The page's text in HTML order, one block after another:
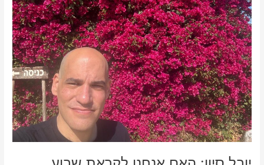
אנחנו
לקראת
שבוע
עבודה
מקוצר
בהייטק?